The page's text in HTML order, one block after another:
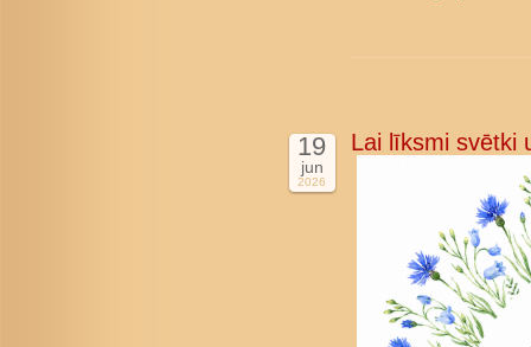
19
jun
2026
Lai līksmi svētki